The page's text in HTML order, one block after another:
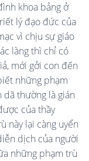
khoa bảng ở
lý đạo đức của
vì chịu sự giáo
làng thì chỉ có
mới gởi con đến
những phạm
dã thường là gián
của thầy
này lại càng uyển
dịch của người
những phạm trù